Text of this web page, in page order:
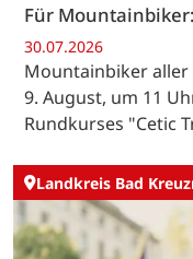
Für
30.07.2026
Mountainbiker aller
9. August, um 11
Rundkurses "Cetic
Landkreis Bad